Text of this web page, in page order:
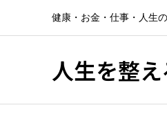
健康・お金・仕事・人生
人生を整